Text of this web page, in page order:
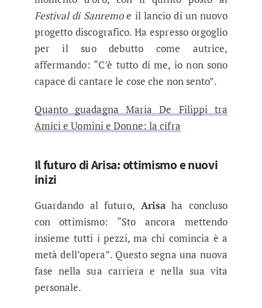
Festival di Sanremoe il lancio di un nuovo
progetto discografico. Ha espresso orgoglio
per il suo debutto come autrice,
affermando: “C’è tutto di me, io non sono
capace di cantare le cose che non sento”.
Quanto guadagna Maria De Filippi tra
Amici e Uomini e Donne: la cifra
Il futuro di Arisa: ottimismo e nuovi
inizi
Guardando al futuro, Arisaha concluso
con ottimismo: “Sto ancora mettendo
insieme tutti i pezzi, ma chi comincia è a
metà dell’opera”. Questo segna una nuova
fase nella sua carriera e nella sua vita
personale.